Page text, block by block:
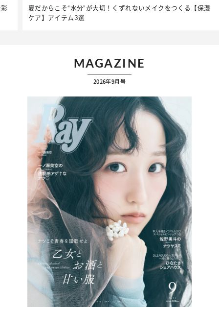
夏だからこそ“水分”が大切！くずれないメイクをつくる【保湿
ケア】アイテム3選
MAGAZINE
2026年9月号